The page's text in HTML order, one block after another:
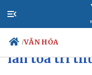
/VĂN HÓA
First News
bằng khen
lan tỏa tri